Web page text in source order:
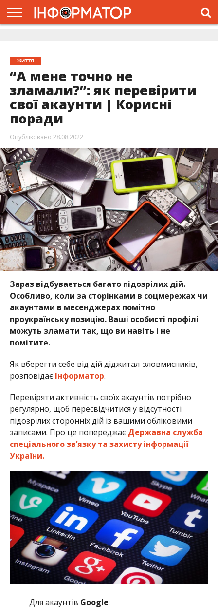
ЖИТТЯ
“А мене точно не
зламали?”: як перевірити
свої акаунти | Корисні
поради
Опубліковано 28.08.2022
Зараз відбувається багато підозрілих дій.
Особливо, коли за сторінками в соцмережах чи
акаунтами в месенджерах помітно
проукраїнську позицію. Ваші особисті профілі
можуть зламати так, що ви навіть і не
помітите.
Як вберегти себе від дій діджитал-зловмисників,
розповідає Інформатор.
Перевіряти активність своїх акаунтів потрібно
регулярно, щоб пересвідчитися у відсутності
підозрілих сторонніх дій із вашими обліковими
записами. Про це попереджає Державна служба
спеціального зв’язку та захисту інформації
України.
Для акаунтів Google: